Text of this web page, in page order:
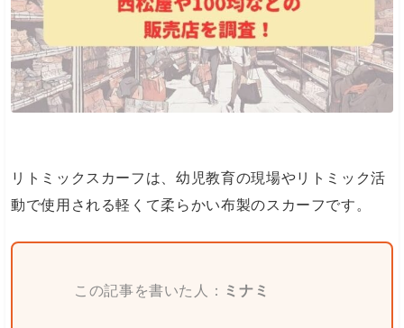
リトミックスカーフは、幼児教育の現場やリトミック活
動で使用される軽くて柔らかい布製のスカーフです。
この記事を書いた人： ミナミ